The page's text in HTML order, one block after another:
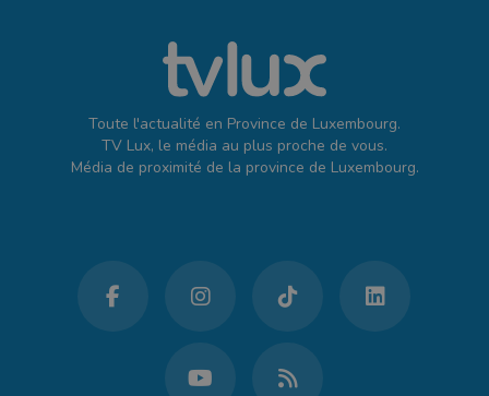
Toute l'actualité en Province de Luxembourg.
TV Lux, le média au plus proche de vous.
Média de proximité de la province de Luxembourg.